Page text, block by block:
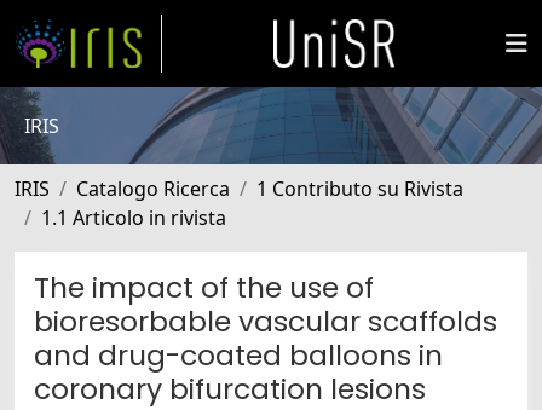
IRIS
IRIS Catalogo Ricerca
1 Contributo su Rivista
1.1 Articolo in rivista
The impact of the use of
bioresorbable vascular scaffolds
and drug-coated balloons in
coronary bifurcation lesions